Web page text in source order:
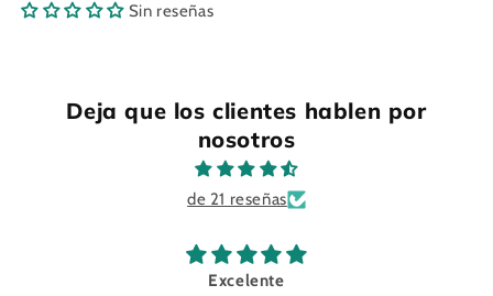
Sin reseñas
Deja que los clientes hablen por
nosotros
de 21 reseñas
Excelente